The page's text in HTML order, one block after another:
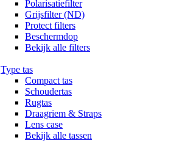
Polarisatiefilter
Grijsfilter (ND)
Protect filters
Beschermdop
Bekijk alle filters
Type tas
Compact tas
Schoudertas
Rugtas
Draagriem & Straps
Lens case
Bekijk alle tassen